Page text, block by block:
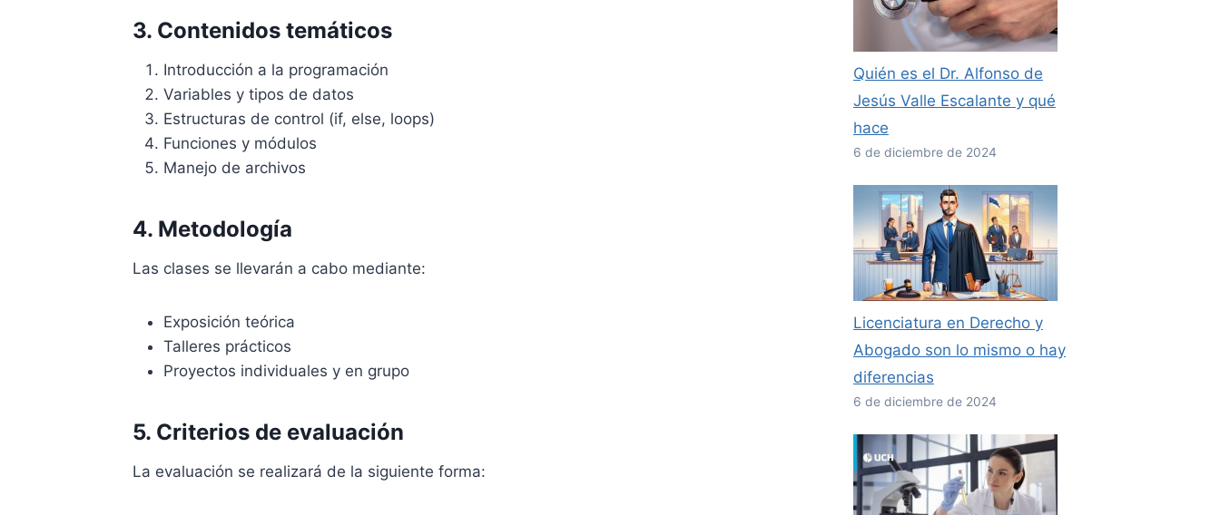
3. Contenidos temáticos
Introducción a la programación
Variables y tipos de datos
Estructuras de control (if, else, loops)
Funciones y módulos
Manejo de archivos
4. Metodología
Las clases se llevarán a cabo mediante:
Exposición teórica
Talleres prácticos
Proyectos individuales y en grupo
5. Criterios de evaluación
La evaluación se realizará de la siguiente forma:
Quién es el Dr. Alfonso de
Jesús Valle Escalante y qué
hace
6 de diciembre de 2024
Licenciatura en Derecho y
Abogado son lo mismo o hay
diferencias
6 de diciembre de 2024